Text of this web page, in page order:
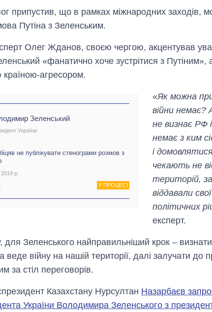
припустив, що в рамках міжнародних заходів,
Путіна з Зеленським.
Олег Жданов, своєю чергою, акцентував
«фанатично хоче зустрітися з Путіним»,
країною-агресором.
Зеленський
України
не публікувати стенограми розмов з
р.
У ПРОЦЕСІ
«Як можна
війни
не визнає РФ
немає з ким
і
чекають не
територій,
віддавали
політичних
експерт.
для Зеленського найправильніший крок –
веде війну на нашій території, далі залучати до
за стіл переговорів.
Казахстану Нурсултан Назарбаєв
України Володимира Зеленського з